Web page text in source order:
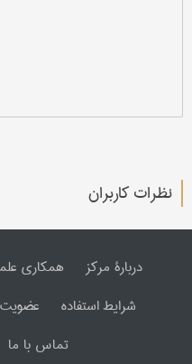
نظرات کاربران
دربارۀ مرکز همکاری
شرایط استفاده
عضویت
تماس با ما